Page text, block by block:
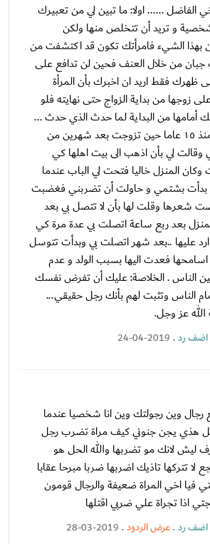
الفاضل ...... اولا: ما تبين لي من تعبيرك
و تريد أن تتخلص منها ولكن
الشيء فامرأتك تكون قد اكتشفت من
جبان من خلال العنف فحين لن تدافع على
فقط اريد ان اخبرك بأن المرأة
زوجها من بداية الزواج حتى نهايته فلو
من البداية لما حدث الذي حدث ...
مرة يا صديقي منذ ١٥ عاما حين تزوجت بعد شهرين من
وقالت لي بأن اذهب الى بيت اهلها كي
المنزل خاليا فتحت لي الباب عندما
بدأت بشتمي و حاولت أن تضربني فغضبت
شعرها وقلت لها بأن لا تتصل بي بعد
بعد ربع ساعة اتصلت بي عدة مرة كي
عليها ..بعد شهر اتصلت بي وبدأت تتوسل
فعدت اليها بسبب الولد و عدم
الناس . الخلاصة: عليك أن تفرض نفسك
الناس وتثبت لهم بأنك رجل حقيقي...
الله عز وجل.
اضف رد.
24-04-2019
رجال وين رجولتك وين انا شخصيا عندما
هذي يجن جنوني كيف مراة تضرب رجل
ليش لانك مو تضربها والله الحل هو
لا تتركها تاذيك اضربها ضربا مبرحا عقابا
فيا اخي المراة ضعيفة والرجال قومون
اذا تجراة علي ضربي اقتلها
اضف رد.عرض الردود.
28-03-2019